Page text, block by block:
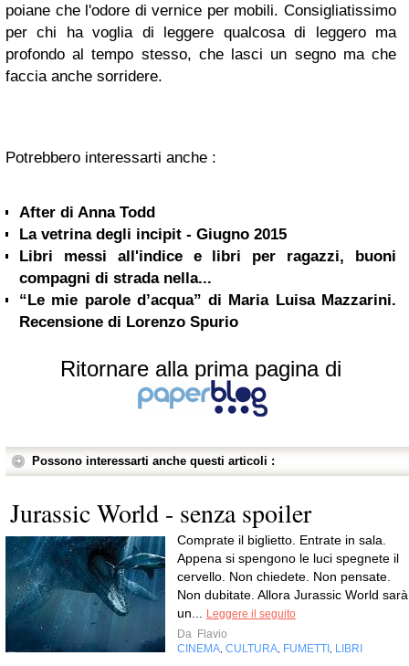
poiane che l'odore di vernice per mobili. Consigliatissimo
per chi ha voglia di leggere qualcosa di leggero ma
profondo al tempo stesso, che lasci un segno ma che
faccia anche sorridere.
Potrebbero interessarti anche :
After di Anna Todd
La vetrina degli incipit - Giugno 2015
Libri messi all'indice e libri per ragazzi, buoni
compagni di strada nella...
“Le mie parole d’acqua” di Maria Luisa Mazzarini.
Recensione di Lorenzo Spurio
Ritornare alla prima pagina di
Possono interessarti anche questi articoli :
Jurassic World - senza spoiler
Comprate il biglietto. Entrate in sala.
Appena si spengono le luci spegnete il
cervello. Non chiedete. Non pensate.
Non dubitate. Allora Jurassic World sarà
un...
Leggere il seguito
Da Flavio
CINEMA CULTURA FUMETTI LIBRI